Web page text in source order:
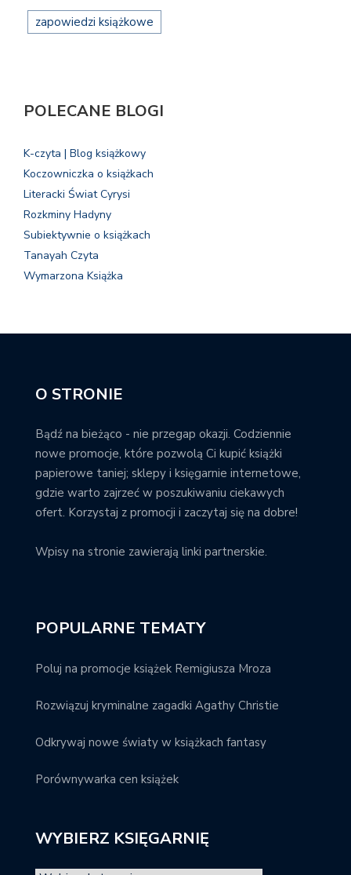
zapowiedzi książkowe
POLECANE BLOGI
K-czyta | Blog książkowy
Koczowniczka o książkach
Literacki Świat Cyrysi
Rozkminy Hadyny
Subiektywnie o książkach
Tanayah Czyta
Wymarzona Książka
O STRONIE
Bądź na bieżąco - nie przegap okazji. Codziennie
nowe promocje, które pozwolą Ci kupić książki
papierowe taniej; sklepy i księgarnie internetowe,
gdzie warto zajrzeć w poszukiwaniu ciekawych
ofert. Korzystaj z promocji i zaczytaj się na dobre!
Wpisy na stronie zawierają linki partnerskie.
POPULARNE TEMATY
Poluj na promocje książek Remigiusza Mroza
Rozwiązuj kryminalne zagadki Agathy Christie
Odkrywaj nowe światy w książkach fantasy
Porównywarka cen książek
WYBIERZ KSIĘGARNIĘ